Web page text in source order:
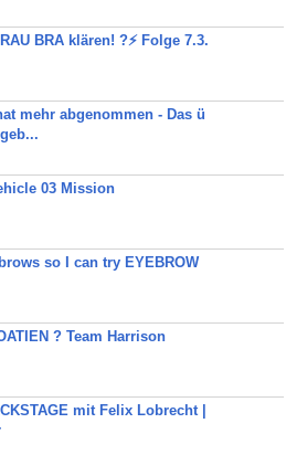
BRA klären! ?⚡️ Folge 7.3.
mehr abgenommen - Das ü
03 Mission
so I can try EYEBROW
? Team Harrison
mit Felix Lobrecht |